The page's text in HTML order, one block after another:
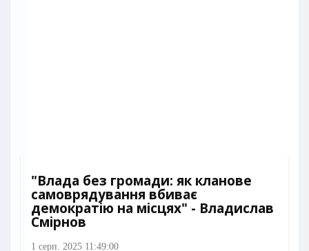
"Влада без громади: як кланове
самоврядування вбиває
демократію на місцях" - Владислав
Смірнов
1 серп. 2025 11:49:00